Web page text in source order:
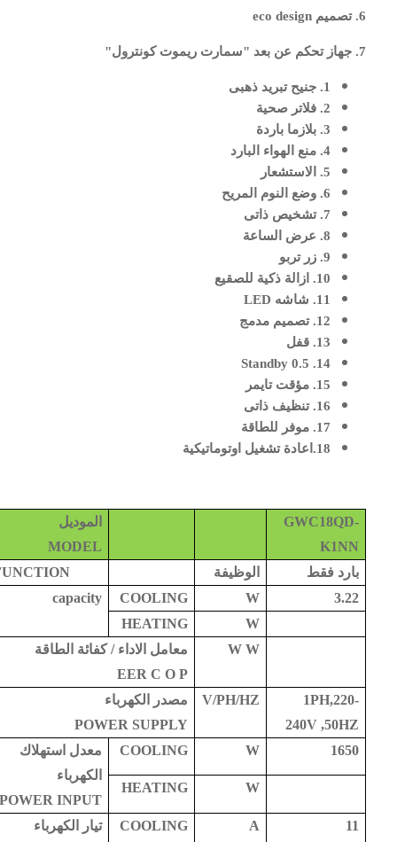
6. تصميم eco design
7. جهاز تحكم عن بعد "سمارت ريموت كونترول"
1. جنيح تبريد ذهبى
2. فلاتر صحية
3. بلازما باردة
4. منع الهواء البارد
5. الاستشعار
6. وضع النوم المريح
7. تشخيص ذاتى
8. عرض الساعة
9. زر تربو
10. ازالة ذكية للصقيع
11. شاشه LED
12. تصميم مدمج
13. قفل
14. 0.5 Standby
15. مؤقت تايمر
16. تنظيف ذاتى
17. موفر للطاقة
18.اعادة تشغيل اوتوماتيكية
GWC18QD-
K1NN
الموديل
MODEL
بارد فقط
الوظيفة
3.22
W
COOLING
capacity
W
HEATING
W W
معامل الاداء / كفائة الطاقة
EER C O P
1PH,220-
240V ,50HZ
V/PH/HZ
مصدر الكهرباء
POWER SUPPLY
1650
W
COOLING
معدل استهلاك
الكهرباء
INPUT
W
HEATING
11
A
COOLING
تيار الكهرباء